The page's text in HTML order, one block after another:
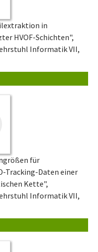
in
HVOF-Schichten",
Informatik VII,
für
Tracking-Daten einer
Kette",
Informatik VII,